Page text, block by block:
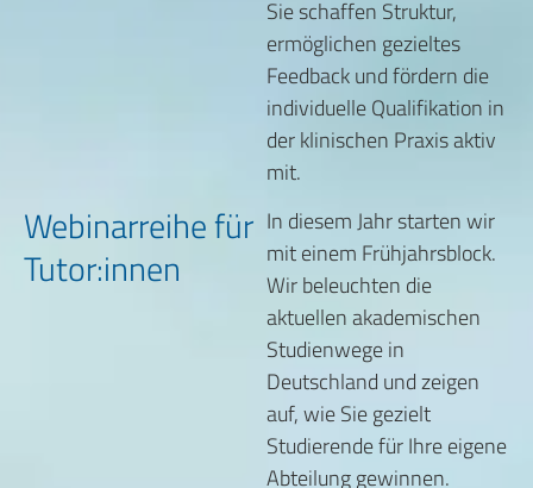
Sie schaffen Struktur,
ermöglichen gezieltes
Feedback und fördern die
individuelle Qualifikation in
der klinischen Praxis aktiv
mit.
Webinarreihe für
Tutor:innen
In diesem Jahr starten wir
mit einem Frühjahrsblock.
Wir beleuchten die
aktuellen akademischen
Studienwege in
Deutschland und zeigen
auf, wie Sie gezielt
Studierende für Ihre eigene
Abteilung gewinnen.